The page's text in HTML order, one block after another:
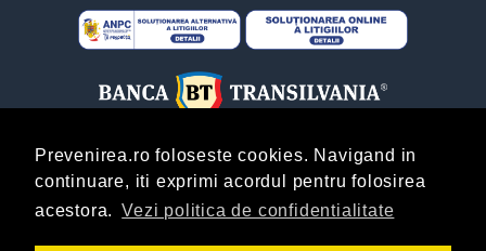
Prevenirea.ro foloseste cookies. Navigand in
continuare, iti exprimi acordul pentru folosirea
acestora.
Vezi politica de confidentialitate
ABONARE